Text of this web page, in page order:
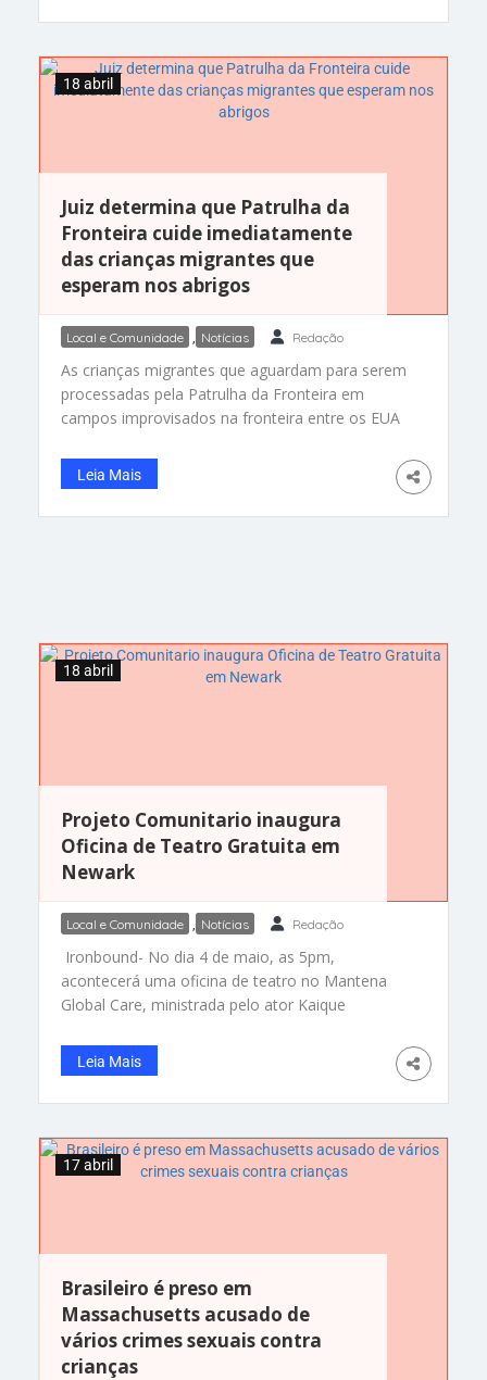
de negócios, palestras e o ponto de partida de
laços com investidores
Juiz determina que Patrulha da
Fronteira cuide imediatamente
das crianças migrantes que
esperam nos abrigos
18 abril
Local e Comunidade , Notícias Redação
As crianças migrantes que aguardam para serem
processadas pela Patrulha da Fronteira em
campos improvisados ​​na fronteira entre os EUA
Fronteira e sujeitas a um acordo de longa data,
supervisionado pelos tribunais, que estabelece
padrões para o seu tratamento, decidiu um juiz.
Leia Mais
Projeto Comunitario inaugura
Oficina de Teatro Gratuita em
Newark
18 abril
Local e Comunidade , Notícias Redação
Ironbound- No dia 4 de maio, as 5pm,
acontecerá uma oficina de teatro no Mantena
Global Care, ministrada pelo ator Kaique
atualmente residente em New York. As inscrições
poderão ser realizadas presencial no espaço do
Mantena localizado no Ironbound ou por
Leia Mais
Brasileiro é preso em
Massachusetts acusado de
vários crimes sexuais contra
crianças
17 abril